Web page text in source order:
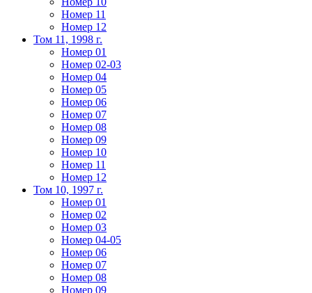
Номер 11
Номер 12
Том 11, 1998 г.
Номер 01
Номер 02-03
Номер 04
Номер 05
Номер 06
Номер 07
Номер 08
Номер 09
Номер 10
Номер 11
Номер 12
Том 10, 1997 г.
Номер 01
Номер 02
Номер 03
Номер 04-05
Номер 06
Номер 07
Номер 08
Номер 09